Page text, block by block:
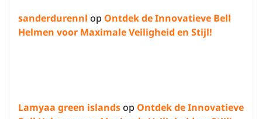
sanderdurennl op Ontdek de Innovatieve Bell
Helmen voor Maximale Veiligheid en Stijl!
Lamyaa green islandsop Ontdek de Innovatieve